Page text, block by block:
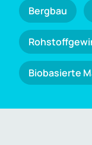
Bergbau
Biobasierte